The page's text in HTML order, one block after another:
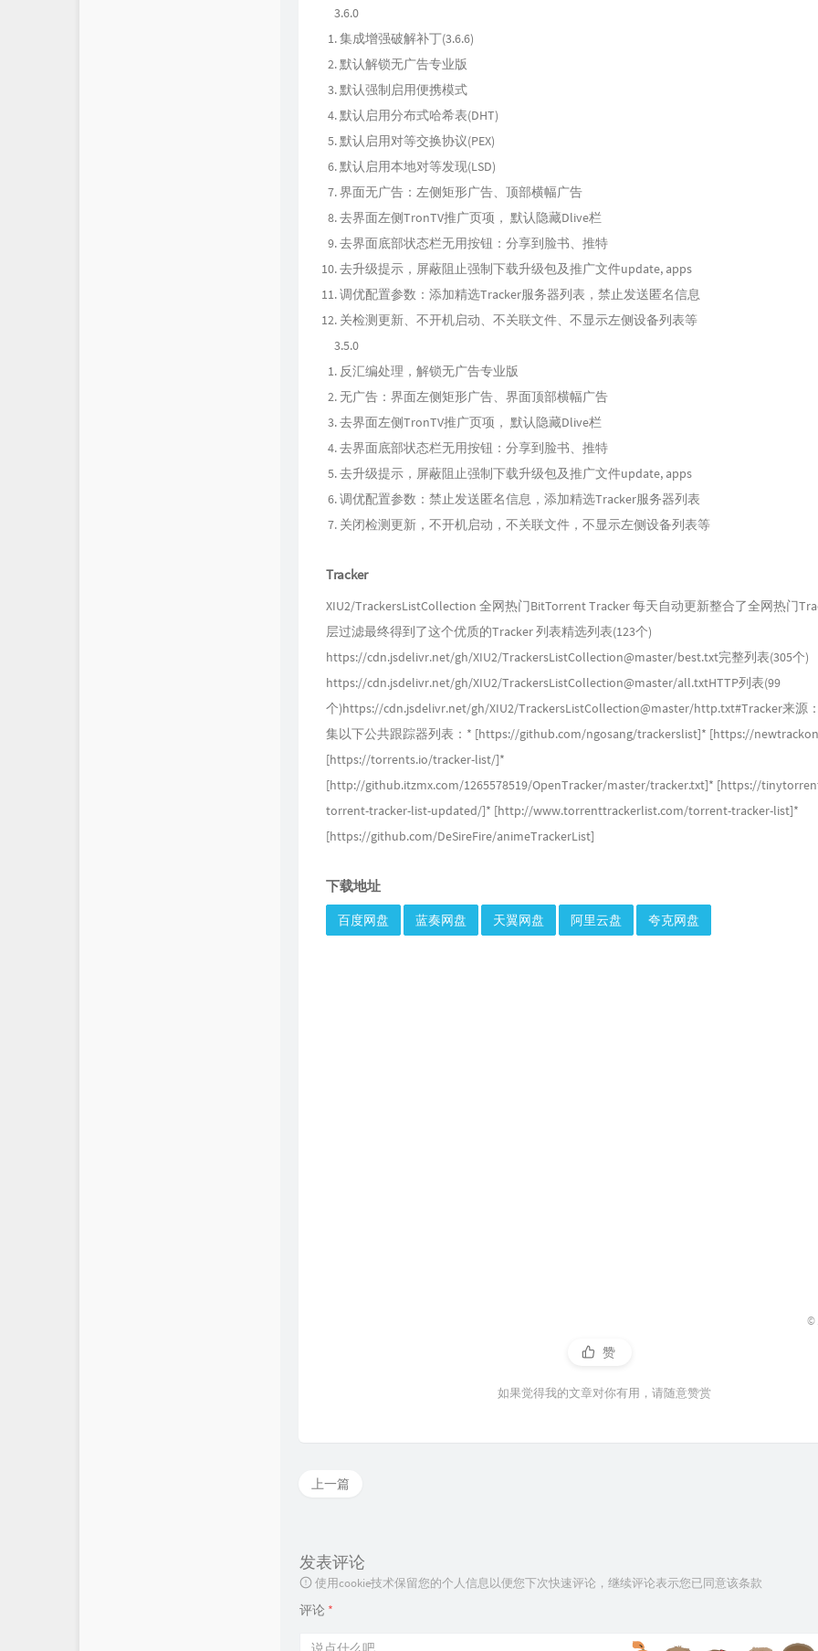
3.6.0
集成增强破解补丁(3.6.6)
默认解锁无广告专业版
默认强制启用便携模式
默认启用分布式哈希表(DHT)
默认启用对等交换协议(PEX)
默认启用本地对等发现(LSD)
界面无广告：左侧矩形广告、顶部横幅广告
去界面左侧TronTV推广页项， 默认隐藏Dlive栏
去界面底部状态栏无用按钮：分享到脸书、推特
去升级提示，屏蔽阻止强制下载升级包及推广文件update, apps
调优配置参数：添加精选Tracker服务器列表，禁止发送匿名信息
关检测更新、不开机启动、不关联文件、不显示左侧设备列表等
3.5.0
反汇编处理，解锁无广告专业版
无广告：界面左侧矩形广告、界面顶部横幅广告
去界面左侧TronTV推广页项， 默认隐藏Dlive栏
去界面底部状态栏无用按钮：分享到脸书、推特
去升级提示，屏蔽阻止强制下载升级包及推广文件update, apps
调优配置参数：禁止发送匿名信息，添加精选Tracker服务器列表
关闭检测更新，不开机启动，不关联文件，不显示左侧设备列表等
Tracker
XIU2/TrackersListCollection 全网热门BitTorrent Tracker 每天自动更新整合了全网热门
层过滤最终得到了这个优质的Tracker 列表精选列表(123个)
https://cdn.jsdelivr.net/gh/XIU2/TrackersListCollection@master/best.txt完整列表(305个)
https://cdn.jsdelivr.net/gh/XIU2/TrackersListCollection@master/all.txtHTTP列表(99
个)https://cdn.jsdelivr.net/gh/XIU2/TrackersListCollection@master/http.txt#Tracker来源
集以下公共跟踪器列表：* [https://github.com/ngosang/trackerslist]* [https://
[https://torrents.io/tracker-list/]*
[http://github.itzmx.com/1265578519/OpenTracker/master/tracker.txt]* [https://
torrent-tracker-list-updated/]* [http://www.torrenttrackerlist.com/torrent-tracker-list]*
[https://github.com/DeSireFire/animeTrackerList]
下载地址
百度网盘 蓝奏网盘 天翼网盘 阿里云盘 夸克网盘
©
赞
如果觉得我的文章对你有用，请随意赞赏
上一篇
发表评论
使用cookie技术保留您的个人信息以便您下次快速评论，继续评论表示您已同意该条款
评论 *